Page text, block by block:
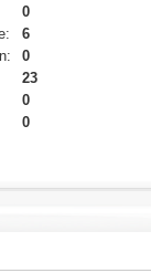
0
6
0
23
0
0